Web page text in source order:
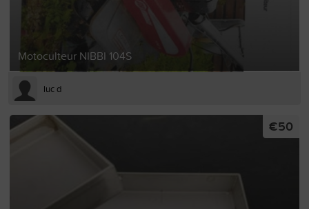
Motoculteur NIBBI 104S
luc d
€50